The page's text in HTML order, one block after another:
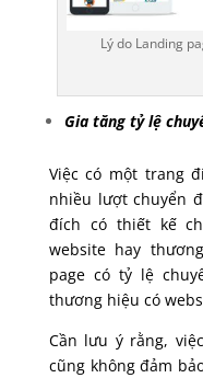
Lý do Landing
Gia tăng tỷ lệ
Việc có một trang
nhiều lượt chuyển
đích có thiết kế
website hay
page có tỷ lệ
thương hiệu có
Cần lưu ý rằng,
cũng không đảm